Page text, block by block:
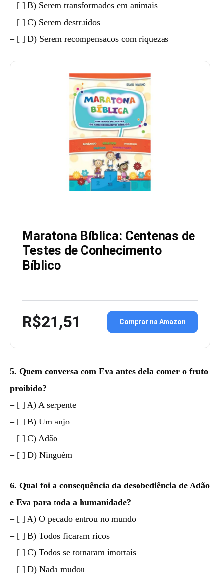
– [ ] B) Serem transformados em animais
– [ ] C) Serem destruídos
– [ ] D) Serem recompensados com riquezas
Maratona Bíblica: Centenas de
Testes de Conhecimento
Bíblico
R$21,51 Comprar na Amazon
5. Quem conversa com Eva antes dela comer o fruto
proibido?
– [ ] A) A serpente
– [ ] B) Um anjo
– [ ] C) Adão
– [ ] D) Ninguém
6. Qual foi a consequência da desobediência de Adão
e Eva para toda a humanidade?
– [ ] A) O pecado entrou no mundo
– [ ] B) Todos ficaram ricos
– [ ] C) Todos se tornaram imortais
– [ ] D) Nada mudou